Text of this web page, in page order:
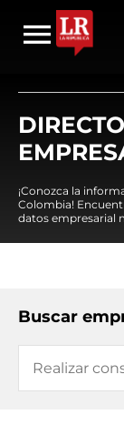
¡Conozca la
Colombia!
datos empresarial
Buscar